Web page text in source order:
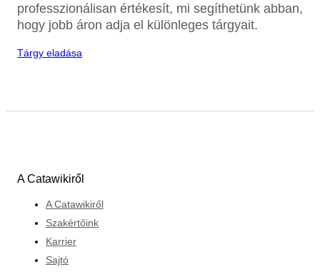
professzionálisan értékesít, mi segíthetünk abban,
hogy jobb áron adja el különleges tárgyait.
Tárgy eladása
A Catawikiről
A Catawikiről
Szakértőink
Karrier
Sajtó